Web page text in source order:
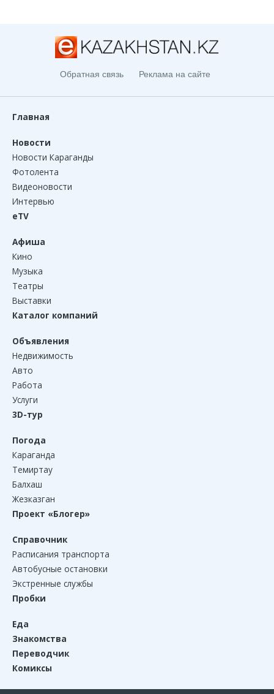
Обратная связь Реклама на сайте
Главная
Новости
Новости Караганды
Фотолента
Видеоновости
Интервью
eTV
Афиша
Кино
Музыка
Театры
Выставки
Каталог компаний
Объявления
Недвижимость
Авто
Работа
Услуги
3D-тур
Погода
Караганда
Темиртау
Балхаш
Жезказган
Проект «Блогер»
Справочник
Расписания транспорта
Автобусные остановки
Экстренные службы
Пробки
Еда
Знакомства
Переводчик
Комиксы